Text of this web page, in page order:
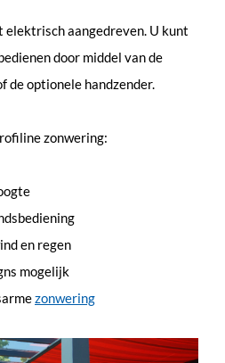
aangedreven. U kunt
door middel van de
de optionele handzender.
zonwering:
en regen
mogelijk
zonwering